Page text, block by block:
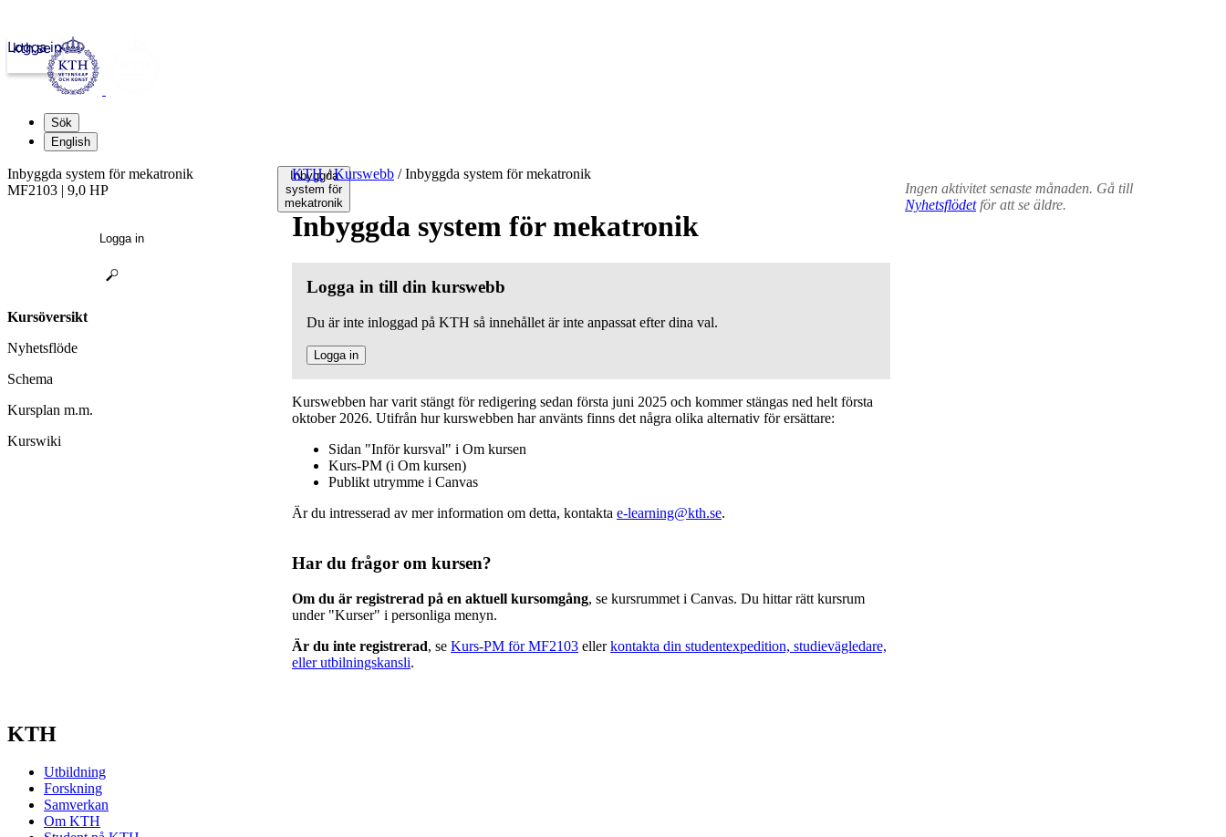
kth.se
Logga in
Sök
English
Inbyggda
system för
mekatronik
KTH / Kurswebb /Inbyggda system för mekatronik
Inbyggda system för mekatronik
Logga in till din kurswebb
Du är inte inloggad på KTH så innehållet är inte anpassat efter dina val.
Logga in
Kurswebben har varit stängt för redigering sedan första juni 2025 och kommer stängas ned helt första
oktober 2026. Utifrån hur kurswebben har använts finns det några olika alternativ för ersättare:
Sidan "Inför kursval" i Om kursen
Kurs-PM (i Om kursen)
Publikt utrymme i Canvas
Är du intresserad av mer information om detta, kontakta e-learning@kth.se.
Har du frågor om kursen?
Om du är registrerad på en aktuell kursomgång, se kursrummet i Canvas. Du hittar rätt kursrum
under "Kurser" i personliga menyn.
Är du inte registrerad, se Kurs-PM för MF2103 ellerkontakta din studentexpedition, studievägledare,
eller utbilningskansli.
Ingen aktivitet senaste månaden. Gå till
Nyhetsflödetför att se äldre.
Inbyggda system för mekatronik
MF2103 | 9,0 HP
Logga in
Kursöversikt
Nyhetsflöde
Schema
Kursplan m.m.
Kurswiki
KTH
Utbildning
Forskning
Samverkan
Om KTH